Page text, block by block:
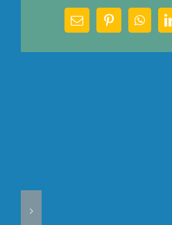
LinkedIn
WhatsApp
Pinterest
Email